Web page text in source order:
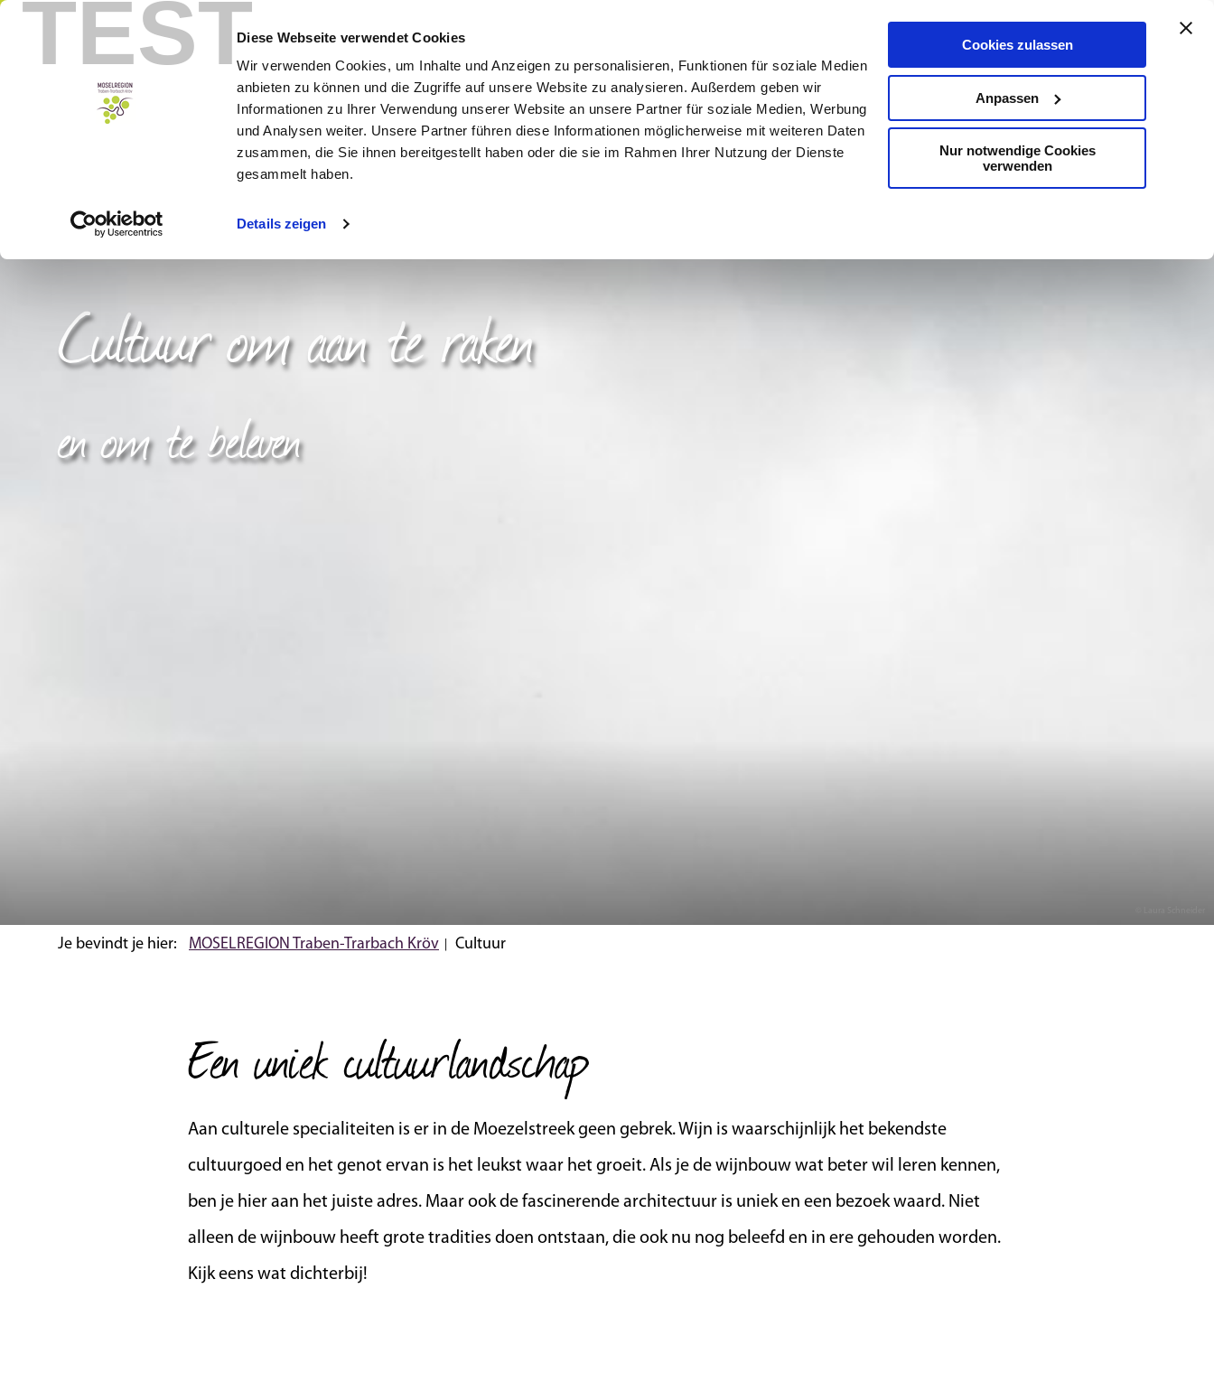
TESTDiese Webseite verwendet Cookies
Wir verwenden Cookies, um Inhalte und Anzeigen zu personalisieren, Funktionen für soziale Medien
anbieten zu können und die Zugriffe auf unsere Website zu analysieren. Außerdem geben wir
Informationen zu Ihrer Verwendung unserer Website an unsere Partner für soziale Medien, Werbung
und Analysen weiter. Unsere Partner führen diese Informationen möglicherweise mit weiteren Daten
zusammen, die Sie ihnen bereitgestellt haben oder die sie im Rahmen Ihrer Nutzung der Dienste
gesammelt haben.
Details zeigen
Cookies zulassen
Anpassen
Nur notwendige Cookies
verwenden
Menu Contact Zoeken De Nl
Cultuur om aan te raken
en om te beleven
Je bevindt je hier: MOSELREGION Traben-Trarbach Kröv Cultuur
Een uniek cultuurlandschap
Aan culturele specialiteiten is er in de Moezelstreek geen gebrek. Wijn is waarschijnlijk het bekendste
cultuurgoed en het genot ervan is het leukst waar het groeit. Als je de wijnbouw wat beter wil leren kennen,
ben je hier aan het juiste adres. Maar ook de fascinerende architectuur is uniek en een bezoek waard. Niet
alleen de wijnbouw heeft grote tradities doen ontstaan, die ook nu nog beleefd en in ere gehouden worden.
Kijk eens wat dichterbij!